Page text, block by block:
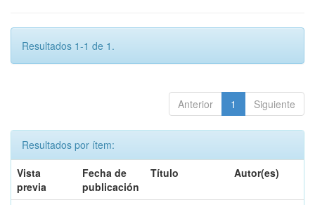
Resultados 1-1 de 1.
Anterior 1 Siguiente
Resultados por ítem:
Vista
previa
Fecha de
publicación
Título Autor(es)